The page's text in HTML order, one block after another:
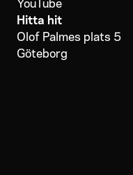
Hitta hit
Olof Palmes plats 5
Göteborg